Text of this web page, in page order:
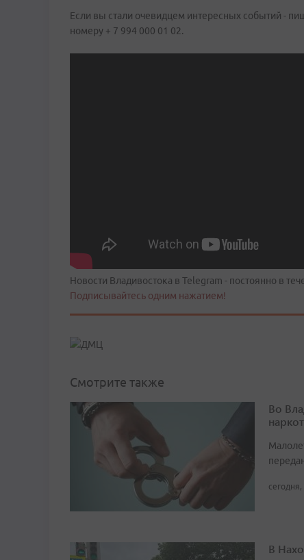
Если вы стали очевидцем интересных событий -
номеру + 7 994 000 01 02.
Новости Владивостока в Telegram - постоянно в
Подписывайтесь одним нажатием!
Смотрите также
Во
В